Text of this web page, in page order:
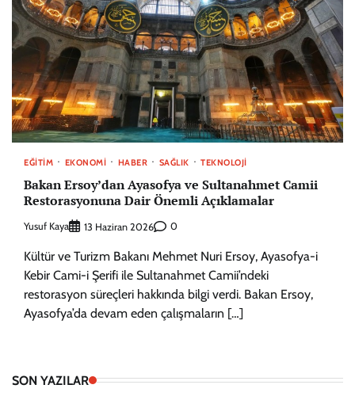
EĞITIM EKONOMI HABER SAĞLIK TEKNOLOJI
Bakan Ersoy’dan Ayasofya ve Sultanahmet Camii
Restorasyonuna Dair Önemli Açıklamalar
Yusuf Kaya 13 Haziran 2026 0
Kültür ve Turizm Bakanı Mehmet Nuri Ersoy, Ayasofya-i
Kebir Cami-i Şerifi ile Sultanahmet Camii’ndeki
restorasyon süreçleri hakkında bilgi verdi. Bakan Ersoy,
Ayasofya’da devam eden çalışmaların […]
SON YAZILAR